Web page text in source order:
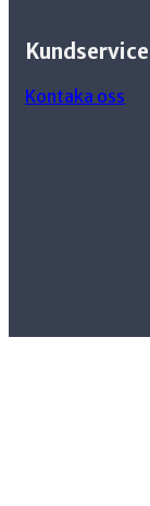
Kundservice
Kontaka oss